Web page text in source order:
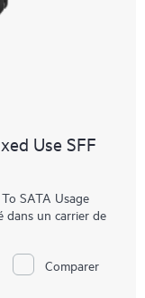
Use SFF
SATA Usage
dans un carrier de
Comparer